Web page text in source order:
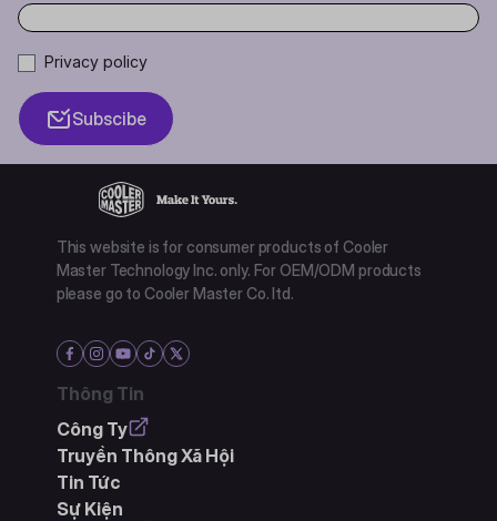
Privacy policy
Subscibe
This website is for consumer products of Cooler
Master Technology Inc. only. For OEM/ODM products
please go to Cooler Master Co. ltd.
Thông Tin
Công Ty
Truyền Thông Xã Hội
Tin Tức
Sự Kiện